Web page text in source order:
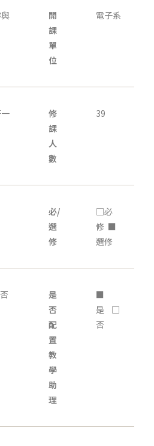
開
課
單
位
電子系
修
課
人
數
39
必/
選
修
□必
修 ■
選修
是
否
配
置
教
學
助
理
■
是 □
否